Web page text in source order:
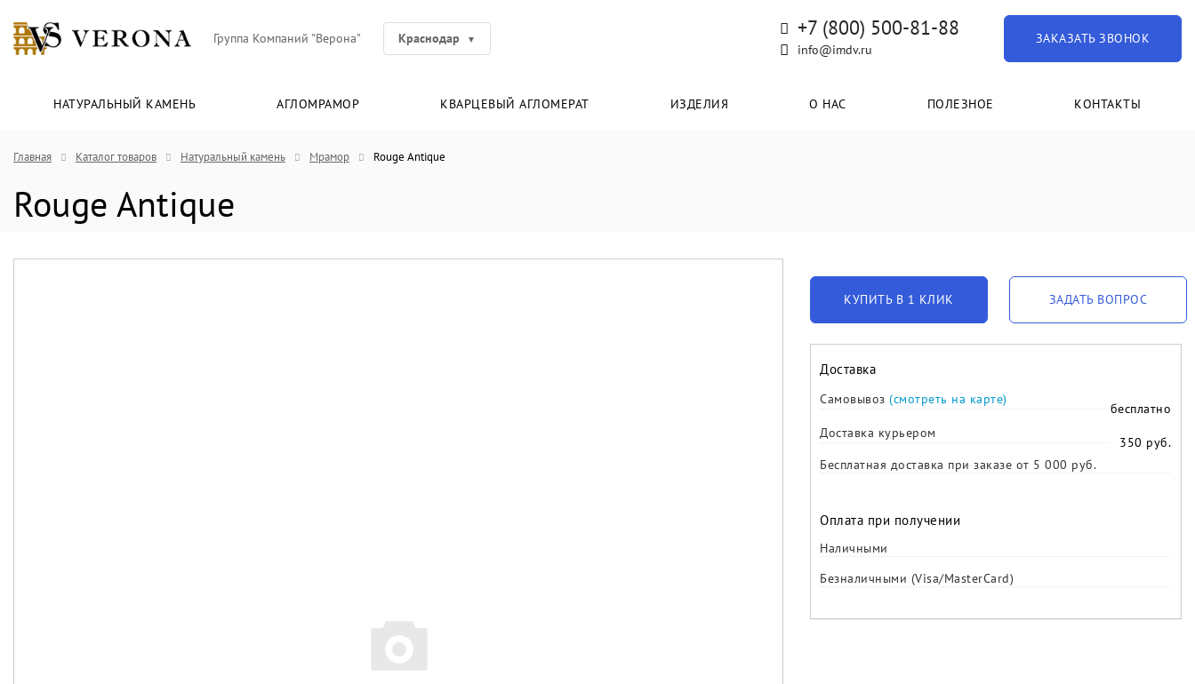
Группа Компаний "Верона" Краснодар +7 (800) 500-81-88
info@imdv.ru
ЗАКАЗАТЬ ЗВОНОК
НАТУРАЛЬНЫЙ КАМЕНЬ АГЛОМРАМОР КВАРЦЕВЫЙ АГЛОМЕРАТ ИЗДЕЛИЯ О НАС ПОЛЕЗНОЕ КОНТАКТЫ
Главная Каталог товаров Натуральный камень Мрамор Rouge Antique
Rouge Antique
КУПИТЬ В 1 КЛИК ЗАДАТЬ ВОПРОС
Доставка
Самовывоз (смотреть на карте)
бесплатно
Доставка курьером
350 руб.
Бесплатная доставка при заказе от 5 000 руб.
Оплата при получении
Наличными
Безналичными (Visa/MasterCard)